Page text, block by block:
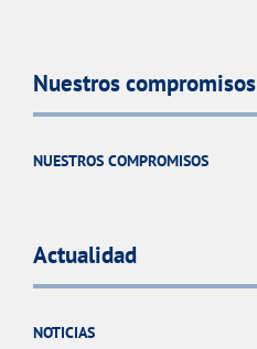
Nuestros compromisos
NUESTROS COMPROMISOS
Actualidad
NOTICIAS